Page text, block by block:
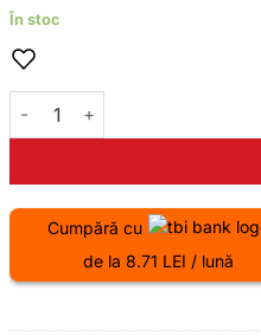
În stoc
Cantitate Pompa mini
Cumpără cu
de la 8.71 LEI / lună